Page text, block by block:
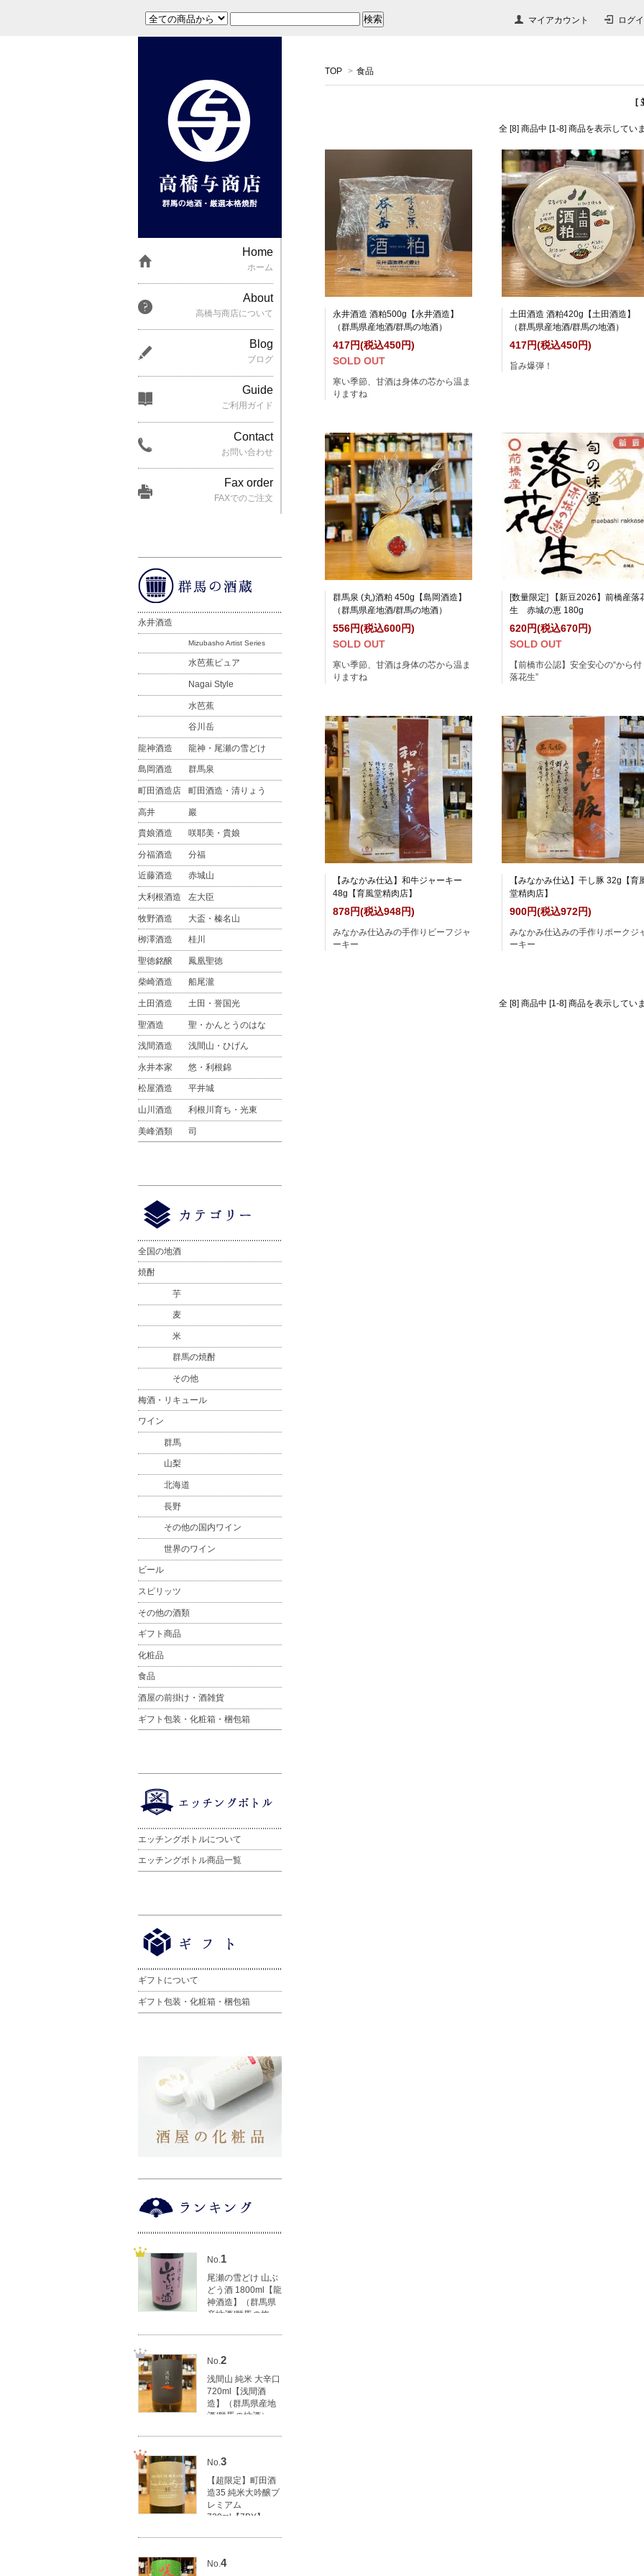
マイアカウント ログ
TOP > 食品
[
全 [8] 商品中 [1-8] 商品を表示してい
永井酒造 酒粕500g【永井酒造】
（群馬県産地酒/群馬の地酒）
417円(税込450円)
SOLD OUT
寒い季節、甘酒は身体の芯から温ま
りますね
土田酒造 酒粕420g【土田酒造】
（群馬県産地酒/群馬の地酒）
417円(税込450円)
旨み爆弾！
群馬泉 (丸)酒粕 450g【島岡酒造】
（群馬県産地酒/群馬の地酒）
556円(税込600円)
SOLD OUT
寒い季節、甘酒は身体の芯から温ま
りますね
[数量限定] 【新豆2026】前橋産落
生 赤城の恵 180g
620円(税込670円)
SOLD OUT
【前橋市公認】安全安心の“から付
落花生”
【みなかみ仕込】和牛ジャーキー
48g【育風堂精肉店】
878円(税込948円)
みなかみ仕込みの手作りビーフジャ
ーキー
【みなかみ仕込】干し豚 32g【育
堂精肉店】
900円(税込972円)
みなかみ仕込みの手作りポークジ
ーキー
全 [8] 商品中 [1-8] 商品を表示してい
Home
ホーム
About
高橋与商店について
Blog
ブログ
Guide
ご利用ガイド
Contact
お問い合わせ
Fax order
FAXでのご注文
永井酒造
Mizubasho Artist Series
水芭蕉ピュア
Nagai Style
水芭蕉
谷川岳
龍神酒造 龍神・尾瀬の雪どけ
島岡酒造 群馬泉
町田酒造店 町田酒造・清りょう
高井 巖
貴娘酒造 咲耶美・貴娘
分福酒造 分福
近藤酒造 赤城山
大利根酒造 左大臣
牧野酒造 大盃・榛名山
栁澤酒造 桂川
聖徳銘醸 鳳凰聖徳
柴崎酒造 船尾瀧
土田酒造 土田・誉国光
聖酒造 聖・かんとうのはな
浅間酒造 浅間山・ひげん
永井本家 悠・利根錦
松屋酒造 平井城
山川酒造 利根川育ち・光東
美峰酒類 司
全国の地酒
焼酎
芋
麦
米
群馬の焼酎
その他
梅酒・リキュール
ワイン
群馬
山梨
北海道
長野
その他の国内ワイン
世界のワイン
ビール
スピリッツ
その他の酒類
ギフト商品
化粧品
食品
酒屋の前掛け・酒雑貨
ギフト包装・化粧箱・梱包箱
エッチングボトルについて
エッチングボトル商品一覧
ギフトについて
ギフト包装・化粧箱・梱包箱
No.1
尾瀬の雪どけ 山ぶ
どう酒 1800ml【龍
神酒造】（群馬県
産地酒/群馬の梅
No.2
浅間山 純米 大辛口
720ml【浅間酒
造】（群馬県産地
酒/群馬の地酒）
No.3
【超限定】町田酒
造35 純米大吟醸プ
レミアム
720ml【7BY】
4,000円(税込4,400
No.4